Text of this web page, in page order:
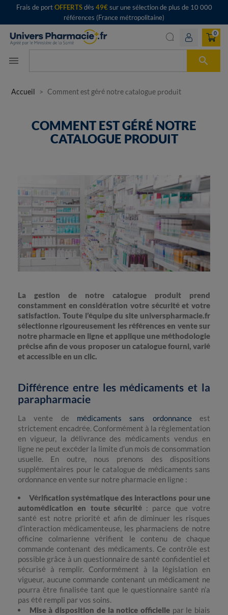
Frais de portOFFERTSdès 49€sur une sélection de plus de 10 000
références (France métropolitaine)
menu 
0
Accueil Comment est géré notre catalogue produit
COMMENT EST GÉRÉ NOTRE
CATALOGUE PRODUIT
La gestion de notre catalogue produit prend
constamment en considération votre sécurité et votre
satisfaction. Toute l’équipe du site universpharmacie.fr
sélectionne rigoureusement les références en vente sur
notre pharmacie en ligne et applique une méthodologie
précise afin de vous proposer un catalogue fourni, varié
et accessible en un clic.
Différence entre les médicaments et la
parapharmacie
La vente de médicaments sans ordonnanceest
strictement encadrée. Conformément à la réglementation
en vigueur, la délivrance des médicaments vendus en
ligne ne peut excéder la limite d’un mois de consommation
usuelle. En outre, nous prenons des dispositions
supplémentaires pour le catalogue de médicaments sans
ordonnance en vente sur notre pharmacie en ligne :
Vérification systématique des interactions pour une
automédication en toute sécurité: parce que votre
santé est notre priorité et afin de diminuer les risques
d’interaction médicamenteuse, les pharmaciens de notre
officine colmarienne vérifient le contenu de chaque
commande contenant des médicaments. Ce contrôle est
possible grâce à un questionnaire de santé confidentiel et
sécurisé à remplir. Conformément à la législation en
vigueur, aucune commande contenant un médicament ne
pourra être finalisée tant que le questionnaire santé n’a
pas été rempli par vos soins.
Mise à disposition de la notice officiellepar le biais